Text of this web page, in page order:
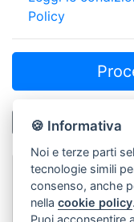
Fioreria noi
Policy
← Torna indietro
🍪 Informativa
Noi e terze parti
tecnologie simili
consenso, anche
nellacookie policy.
Puoi acconsentire